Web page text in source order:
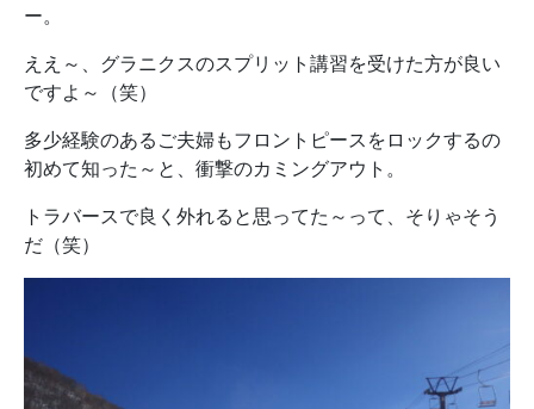
ー。
ええ～、グラニクスのスプリット講習を受けた方が良い
ですよ～（笑）
多少経験のあるご夫婦もフロントピースをロックするの
初めて知った～と、衝撃のカミングアウト。
トラバースで良く外れると思ってた～って、そりゃそう
だ（笑）